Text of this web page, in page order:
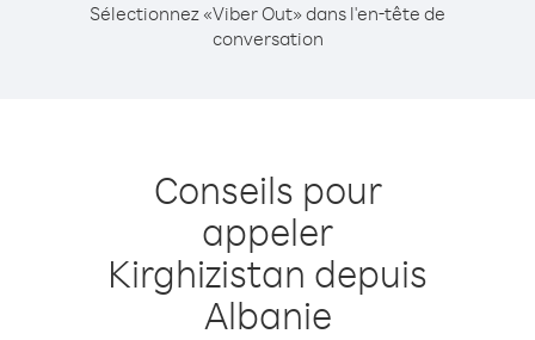
Sélectionnez «Viber Out» dans l'en-tête de
conversation
Conseils pour
appeler
Kirghizistan depuis
Albanie